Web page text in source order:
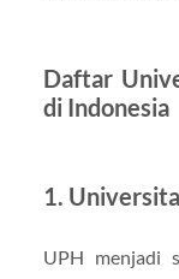
Daftar
di Indonesia
1.
UPH menjadi